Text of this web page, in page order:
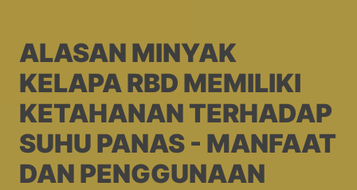
ALASAN MINYAK
KELAPA RBD MEMILIKI
KETAHANAN TERHADAP
SUHU PANAS - MANFAAT
DAN PENGGUNAAN